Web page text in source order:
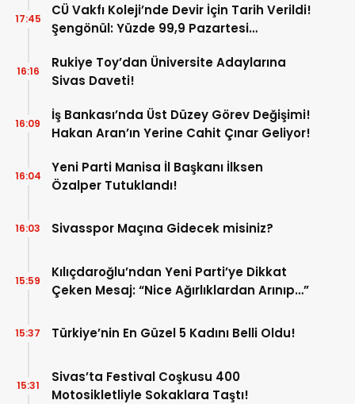
CÜ Vakfı Koleji’nde Devir İçin Tarih Verildi!
Şengönül: Yüzde 99,9 Pazartesi
17:45
Rukiye Toy’dan Üniversite Adaylarına
Sivas Daveti!
16:16
İş Bankası’nda Üst Düzey Görev Değişimi!
Hakan Aran’ın Yerine Cahit Çınar Geliyor!
16:09
Yeni Parti Manisa İl Başkanı İlksen
Özalper Tutuklandı!
16:04
Sivasspor Maçına Gidecek misiniz?
16:03
Kılıçdaroğlu’ndan Yeni Parti’ye Dikkat
Çeken Mesaj: “Nice Ağırlıklardan Arınıp…”
15:59
Türkiye’nin En Güzel 5 Kadını Belli Oldu!
15:37
Sivas’ta Festival Coşkusu 400
Motosikletliyle Sokaklara Taştı!
15:31